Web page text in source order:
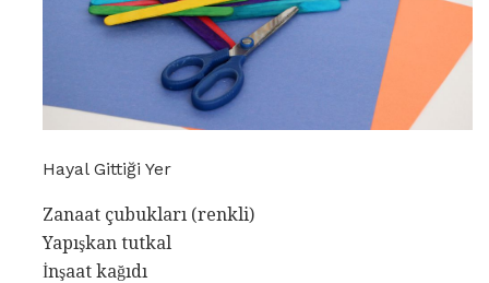
Hayal Gittiği Yer
Zanaat çubukları (renkli)
Yapışkan tutkal
İnşaat kağıdı